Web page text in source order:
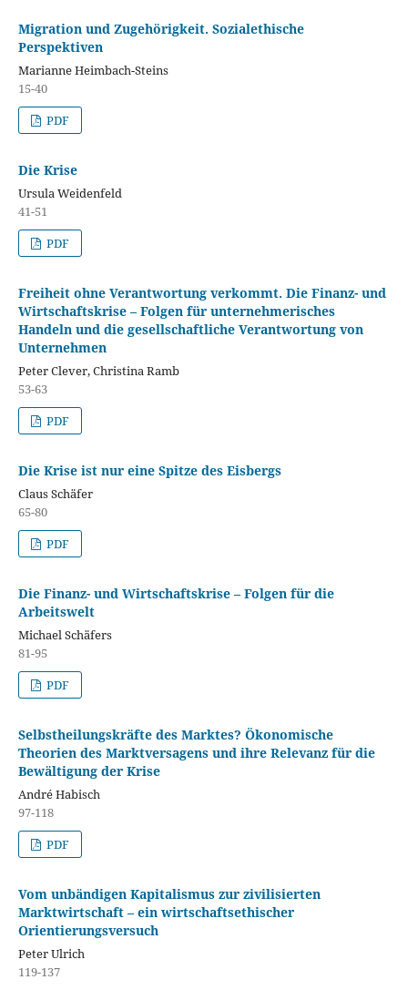
Migration und Zugehörigkeit. Sozialethische
Perspektiven
Marianne Heimbach-Steins
15-40
PDF
Die Krise
Ursula Weidenfeld
41-51
PDF
Freiheit ohne Verantwortung verkommt. Die Finanz- und
Wirtschaftskrise – Folgen für unternehmerisches
Handeln und die gesellschaftliche Verantwortung von
Unternehmen
Peter Clever, Christina Ramb
53-63
PDF
Die Krise ist nur eine Spitze des Eisbergs
Claus Schäfer
65-80
PDF
Die Finanz- und Wirtschaftskrise – Folgen für die
Arbeitswelt
Michael Schäfers
81-95
PDF
Selbstheilungskräfte des Marktes? Ökonomische
Theorien des Marktversagens und ihre Relevanz für die
Bewältigung der Krise
André Habisch
97-118
PDF
Vom unbändigen Kapitalismus zur zivilisierten
Marktwirtschaft – ein wirtschaftsethischer
Orientierungsversuch
Peter Ulrich
119-137